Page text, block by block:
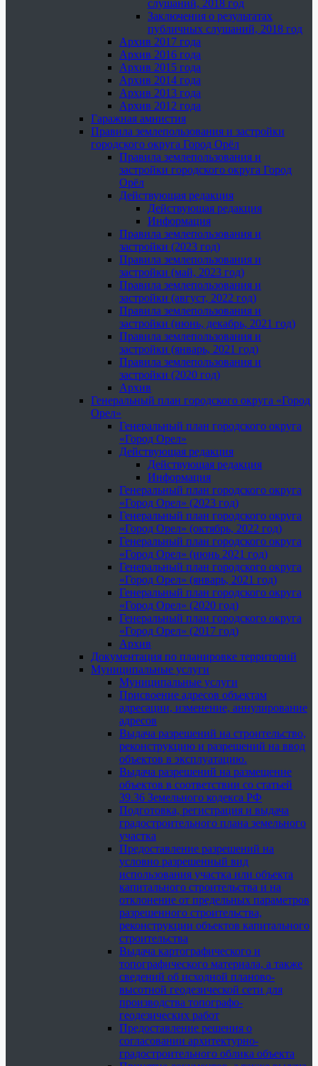
слушаний, 2018 год
Заключения о результатах
публичных слушаний, 2018 год
Архив 2017 года
Архив 2016 года
Архив 2015 года
Архив 2014 года
Архив 2013 года
Архив 2012 года
Гаражная амнистия
Правила землепользования и застройки
городского округа Город Орёл
Правила землепользования и
застройки городского округа Город
Орёл
Действующая редакция
Действующая редакция
Информация
Правила землепользования и
застройки (2023 год)
Правила землепользования и
застройки (май, 2023 год)
Правила землепользования и
застройки (август, 2022 год)
Правила землепользования и
застройки (июнь, декабрь, 2021 год)
Правила землепользования и
застройки (январь, 2021 год)
Правила землепользования и
застройки (2020 год)
Архив
Генеральный план городского округа «Город
Орел»
Генеральный план городского округа
«Город Орел»
Действующая редакция
Действующая редакция
Информация
Генеральный план городского округа
«Город Орел» (2023 год)
Генеральный план городского округа
«Город Орел» (октябрь, 2022 год)
Генеральный план городского округа
«Город Орел» (июнь 2021 год)
Генеральный план городского округа
«Город Орел» (январь, 2021 год)
Генеральный план городского округа
«Город Орел» (2020 год)
Генеральный план городского округа
«Город Орел» (2017 год)
Архив
Документация по планировке территорий
Муниципальные услуги
Муниципальные услуги
Присвоение адресов объектам
адресации, изменение, аннулирование
адресов
Выдача разрешений на строительство,
реконструкцию и разрешений на ввод
объектов в эксплуатацию.
Выдача разрешений на размещение
объектов в соответствии со статьей
39.36 Земельного кодекса РФ
Подготовка, регистрация и выдача
градостроительного плана земельного
участка
Предоставление разрешений на
условно разрешенный вид
использования участка или объекта
капитального строительства и на
отклонение от предельных параметров
разрешенного строительства,
реконструкции объектов капитального
строительства
Выдача картографического и
топографического материала, а также
сведений об исходной планово-
высотной геодезической сети для
производства топографо-
геодезических работ
Предоставление решения о
согласовании архитектурно-
градостроительного облика объекта